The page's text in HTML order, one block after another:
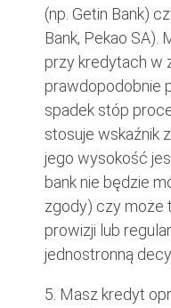
(np. Getin Bank)
Bank, Pekao SA).
przy kredytach w
prawdopodobnie
spadek stóp
stosuje wskaźnik
jego wysokość
bank nie będzie
zgody) czy może
prowizji lub
jednostronną
5. Masz kredyt